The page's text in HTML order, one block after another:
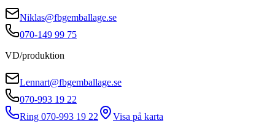
Niklas@fbgemballage.se
070-149 99 75
VD/produktion
Lennart@fbgemballage.se
070-993 19 22
Ring 070-993 19 22
Visa på karta